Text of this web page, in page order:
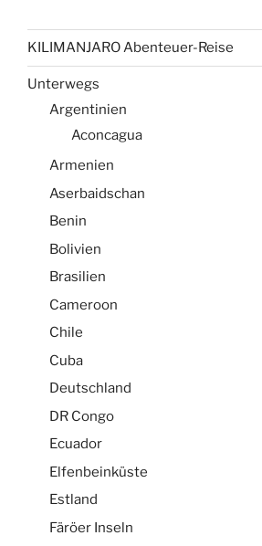
KILIMANJARO Abenteuer-Reise
Unterwegs
Argentinien
Aconcagua
Armenien
Aserbaidschan
Benin
Bolivien
Brasilien
Cameroon
Chile
Cuba
Deutschland
DR Congo
Ecuador
Elfenbeinküste
Estland
Färöer Inseln